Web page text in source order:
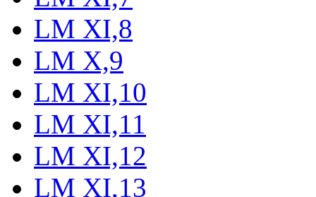
LM XI,8
LM X,9
LM XI,10
LM XI,11
LM XI,12
LM XI,13